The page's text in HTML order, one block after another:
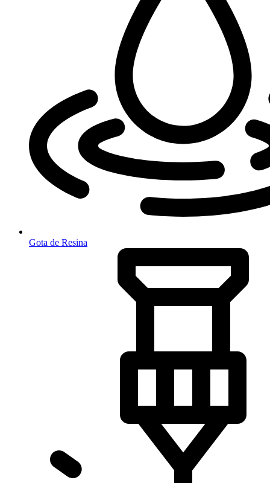
Gota de Resina